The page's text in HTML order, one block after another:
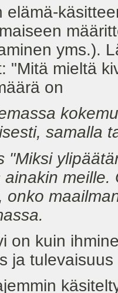
elämä-
yms.).
"Mitä mieltä
on
samalla
"Miksi
onko
kuin
ja